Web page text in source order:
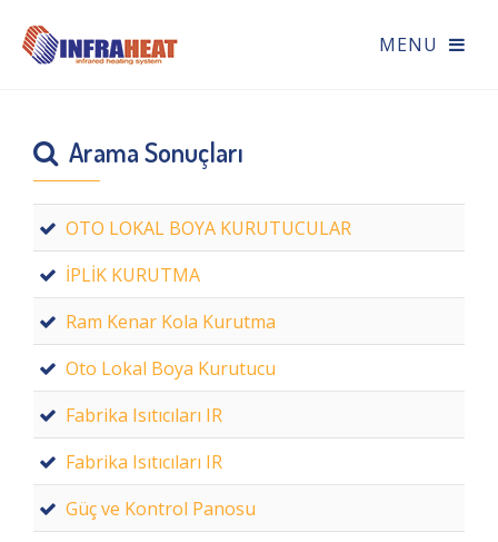
Arama Sonuçları
OTO LOKAL BOYA KURUTUCULAR
İPLİK KURUTMA
Ram Kenar Kola Kurutma
Oto Lokal Boya Kurutucu
Fabrika Isıtıcıları IR
Fabrika Isıtıcıları IR
Güç ve Kontrol Panosu